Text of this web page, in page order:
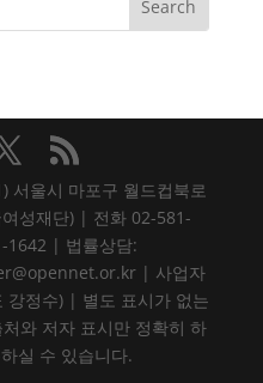
서울시 마포구 월드컵북로
성재단) | 전화 02-581-
1642 | 법률상담:
| 사업자
강정수) | 별도 표시가 없는
와 저자 표시만 정확히 하
실 수 있습니다.